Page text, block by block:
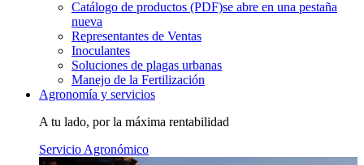
Catálogo de productos (PDF)se abre en una pestaña
nueva
Representantes de Ventas
Inoculantes
Soluciones de plagas urbanas
Manejo de la Fertilización
Agronomía y servicios
A tu lado, por la máxima rentabilidad
Servicio Agronómico